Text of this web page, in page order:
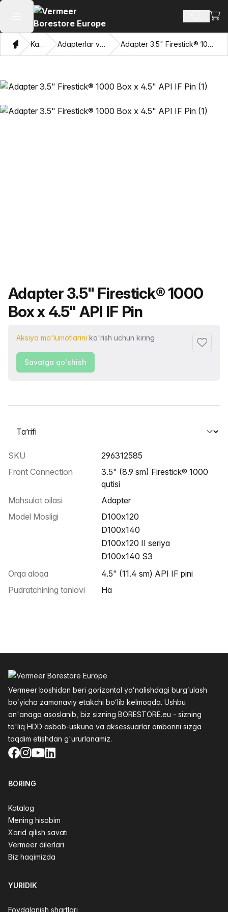
Asosiy menyuni ochish
Bosh sahifa
Katalog Adapterlar va Pulling Eyes Adapter 3.5" Firestick® 1000 Box x 4.5" API IF Pin
Mahsulot nomi
Adapter 3.5" Firestick® 1000
Box x 4.5" API IF Pin
Aksiya ma'lumotlarini ko'rish uchun kiring
Savatga qo'shish
Yorliqni tanlash
SKU
296312585
Front Connection
3.5" (8.9 sm) Firestick® 1000
qutisi
Mahsulot oilasi
Adapter
Model Mosligi
D100x120
D100x140
D100x120 II seriya
D100x140 S3
Orqa aloqa
4.5" (11.4 sm) API IF pini
Pudratchining tanlovi
Ha
Vermeer boshidan beri gorizontal yoʻnalishdagi burgʻulash
boʻyicha zamonaviy etakchi boʻlib kelmoqda. Ushbu
an'anaga asoslanib, biz sizning BORESTORE.eu - sizning
to'liq HDD asbob-uskuna va aksessuarlar omborini sizga
taqdim etishdan g'ururlanamiz.
Facebook
Instagram
YouTube
LinkedIn
BORING
Katalog
Mening hisobim
Xarid qilish savati
Vermeer dilerlari
Biz haqimizda
YURIDIK
Foydalanish shartlari